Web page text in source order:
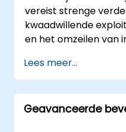
Basisprincipes
webdiensten
Bronnen en
vereist strenge
kwaadwillende
en het omzeilen van
bufferoverflows,
overflows en type
passen beveiligde
Lees meer...
Geavanceerde